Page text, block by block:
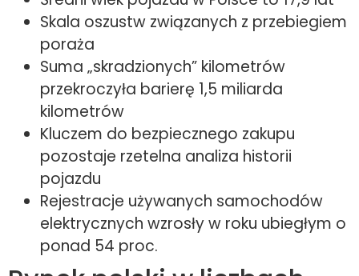
Skala oszustw związanych z przebiegiem
poraża
Suma „skradzionych” kilometrów
przekroczyła barierę 1,5 miliarda
kilometrów
Kluczem do bezpiecznego zakupu
pozostaje rzetelna analiza historii
pojazdu
Rejestracje używanych samochodów
elektrycznych wzrosły w roku ubiegłym o
ponad 54 proc.